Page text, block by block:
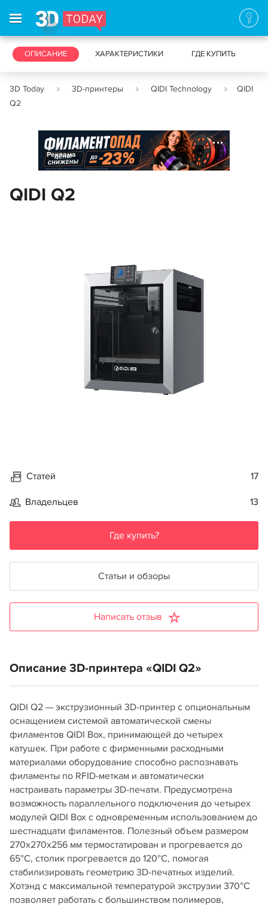
3D-ПРИНТЕРЫ 3D-СКАНЕРЫ
ОПИСАНИЕ ХАРАКТЕРИСТИКИ ГДЕ КУПИТЬ
3D Today 3D-принтеры QIDI Technology
QIDI
Q2
Реклама
QIDI Q2
Статей 17
Владельцев 13
Где купить?
Статьи и обзоры
Написать отзыв
Описание 3D-принтера «QIDI Q2»
QIDI Q2 — экструзионный 3D-принтер с опциональным
оснащением системой автоматической смены
филаментов QIDI Box, принимающей до четырех
катушек. При работе с фирменными расходными
материалами оборудование способно распознавать
филаменты по RFID-меткам и автоматически
настраивать параметры 3D-печати. Предусмотрена
возможность параллельного подключения до четырех
модулей QIDI Box с одновременным использованием до
шестнадцати филаментов. Полезный объем размером
270х270х256 мм термостатирован и прогревается до
65°С, столик прогревается до 120°С, помогая
стабилизировать геометрию 3D-печатных изделий.
Хотэнд с максимальной температурой экструзии 370°С
позволяет работать с большинством полимеров,